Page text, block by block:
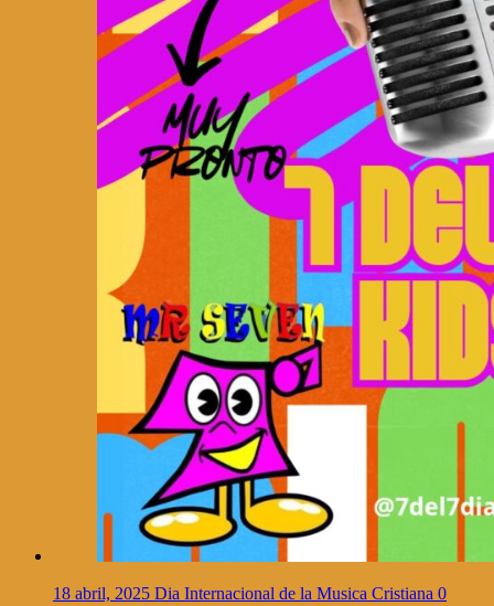
18 abril, 2025 Dia Internacional de la Musica Cristiana 0